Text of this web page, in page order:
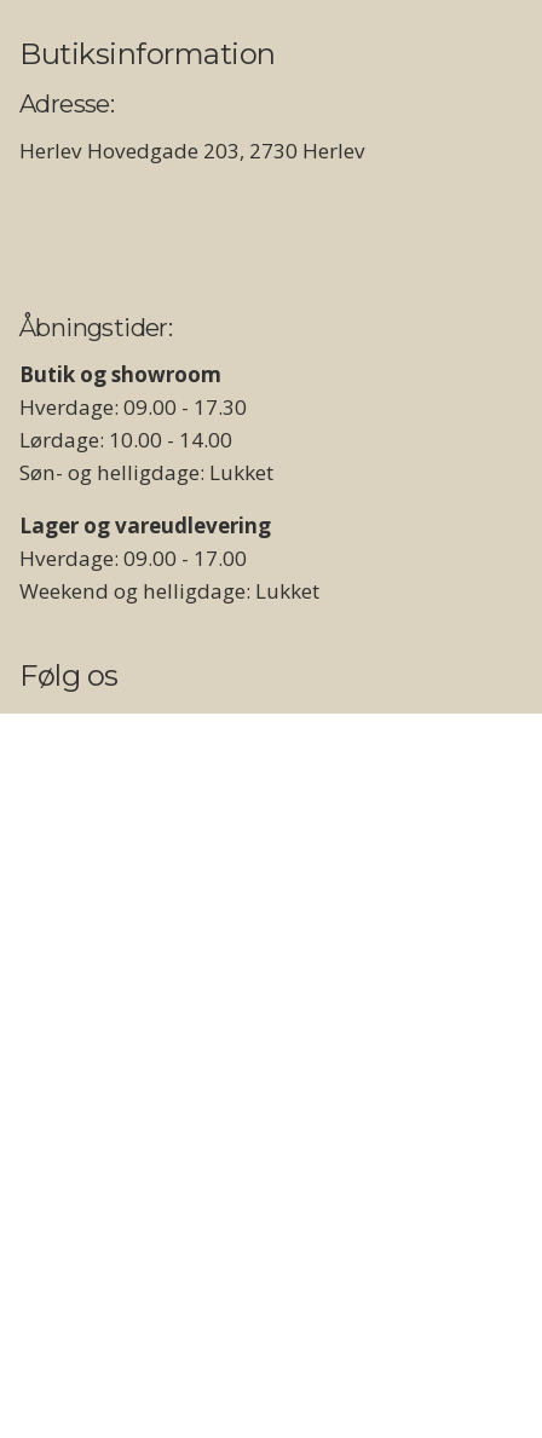
Butiksinformation
Adresse:
Herlev Hovedgade 203, 2730 Herlev
Åbningstider:
Butik og showroom
Hverdage: 09.00 - 17.30
Lørdage: 10.00 - 14.00
Søn- og helligdage: Lukket
Lager og vareudlevering
Hverdage: 09.00 - 17.00
Weekend og helligdage: Lukket
Følg os